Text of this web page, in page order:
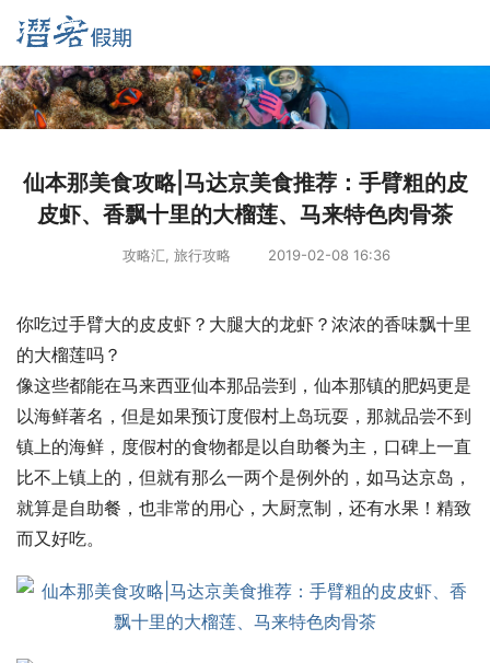
仙本那美食攻略|马达京美食推荐：手臂粗的皮
皮虾、香飘十里的大榴莲、马来特色肉骨茶
攻略汇, 旅行攻略 2019-02-08 16:36
你吃过手臂大的皮皮虾？大腿大的龙虾？浓浓的香味飘十里
的大榴莲吗？
像这些都能在马来西亚仙本那品尝到，仙本那镇的肥妈更是
以海鲜著名，但是如果预订度假村上岛玩耍，那就品尝不到
镇上的海鲜，度假村的食物都是以自助餐为主，口碑上一直
比不上镇上的，但就有那么一两个是例外的，如马达京岛，
就算是自助餐，也非常的用心，大厨烹制，还有水果！精致
而又好吃。